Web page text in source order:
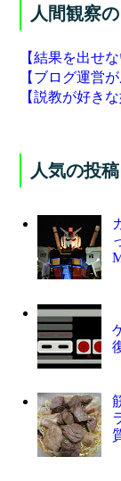
人間観察
【結果を出せ
【ブログ運営
【説教が好き
人気の投稿